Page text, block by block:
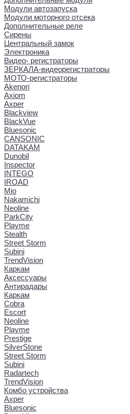
Модули автозапуска
Модули моторного отсека
Дополнительные реле
Сирены
Центральный замок
Электроника
Видео- регистраторы
ЗЕРКАЛА-видеорегистраторы
МОТО-регистраторы
Akenori
Axiom
Axper
Blackview
BlackVue
Bluesonic
CANSONIC
DATAKAM
Dunobil
Inspector
INTEGO
IROAD
Mio
Nakamichi
Neoline
ParkCity
Playme
Stealth
Street Storm
Subini
TrendVision
Каркам
Аксессуары
Антирадары
Каркам
Cobra
Escort
Neoline
Playme
Prestige
SilverStone
Street Storm
Subini
Radartech
TrendVision
Комбо устройства
Axper
Bluesonic